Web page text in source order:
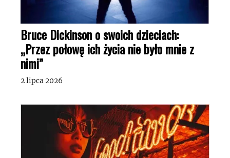
Bruce Dickinson o swoich dzieciach:
„Przez połowę ich życia nie było mnie z
nimi”
2 lipca 2026